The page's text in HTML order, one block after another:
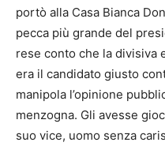
portò alla Casa Bianca
pecca più grande del
rese conto che la divisiva
era il candidato giusto
manipola l’opinione
menzogna. Gli avesse
suo vice, uomo senza